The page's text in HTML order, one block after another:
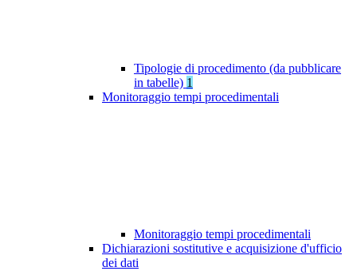
Tipologie di procedimento (da pubblicare
in tabelle) 1
Monitoraggio tempi procedimentali
Monitoraggio tempi procedimentali
Dichiarazioni sostitutive e acquisizione d'ufficio
dei dati